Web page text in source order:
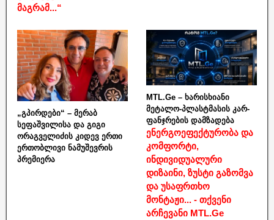
მაგრამ...“
„გპირდები“ – მერაბ
სეფაშვილისა და გიგი
ორაგველიძის კიდევ ერთი
ერთობლივი ნამუშევრის
პრემიერა
MTL.Ge – ხარისხიანი
მეტალო-პლასტმასის კარ-
ფანჯრების დამზადება
ენერგოეფექტურობა და
კომფორტი,
ინდივიდუალური
დიზაინი, ზუსტი გაზომვა
და უსაფრთხო
მონტაჟი... - თქვენი
არჩევანი MTL.Ge